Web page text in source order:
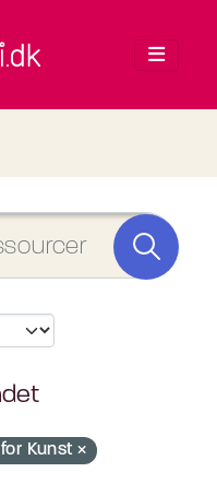
Kunst